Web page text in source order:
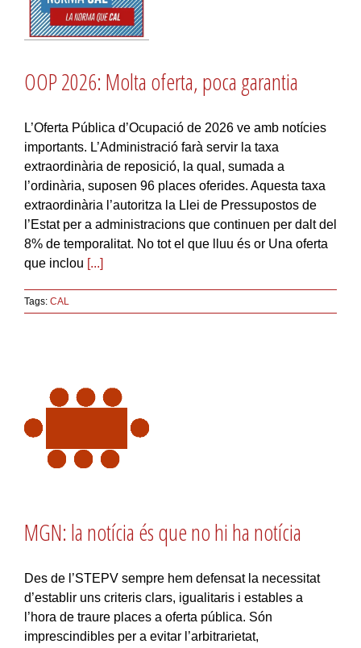
OOP 2026: Molta oferta, poca garantia
L’Oferta Pública d’Ocupació de 2026 ve amb notícies
importants. L’Administració farà servir la taxa
extraordinària de reposició, la qual, sumada a
l’ordinària, suposen 96 places oferides. Aquesta taxa
extraordinària l’autoritza la Llei de Pressupostos de
l’Estat per a administracions que continuen per dalt del
8% de temporalitat. No tot el que lluu és or Una oferta
que inclou [...]
Tags: CAL
MGN: la notícia és que no hi ha notícia
Des de l’STEPV sempre hem defensat la necessitat
d’establir uns criteris clars, igualitaris i estables a
l’hora de traure places a oferta pública. Són
imprescindibles per a evitar l’arbitrarietat,